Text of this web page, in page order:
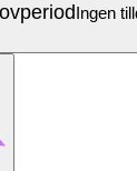
Ingen